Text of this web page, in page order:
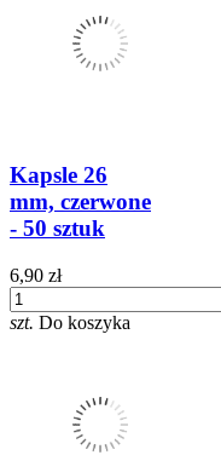
Kapsle 26
mm, czerwone
- 50 sztuk
6,90 zł
szt. Do koszyka